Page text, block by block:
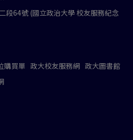
段64號 (國立政治大學 校友服務紀念
購買單 政大校友服務網 政大圖書館